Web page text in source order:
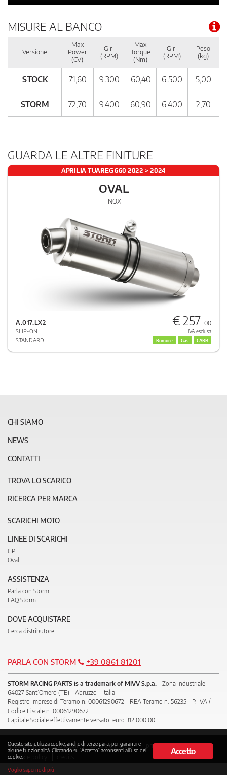
MISURE AL BANCO
Versione
Max
Power
(CV)
Giri
(RPM)
Max
Torque
(Nm)
Giri
(RPM)
Peso
(kg)
STOCK 71,60 9.300 60,40 6.500 5,00
STORM 72,70 9.400 60,90 6.400 2,70
GUARDA LE ALTRE FINITURE
APRILIA TUAREG 660 2022 > 2024
OVAL
INOX
A.017.LX2
SLIP-ON
STANDARD
€ 257 , 00
IVA esclusa
Rumore Gas CARB
CHI SIAMO
NEWS
CONTATTI
TROVA LO SCARICO
RICERCA PER MARCA
SCARICHI MOTO
LINEE DI SCARICHI
GP
Oval
ASSISTENZA
Parla con Storm
FAQ Storm
DOVE ACQUISTARE
Cerca distributore
PARLA CON STORM +39 0861 81201
STORM RACING PARTS is a trademark of MIVV S.p.a. - Zona Industriale -
64027 Sant’Omero (TE) - Abruzzo - Italia
Registro Imprese di Teramo n. 00061290672 - REA Teramo n. 56235 - P. IVA /
Codice Fiscale n. 00061290672
Capitale Sociale effettivamente versato: euro 312.000,00
© 2018 Mivv note legali condizioni d’uso
privacy policy
cookie policy
Accetto
Questo sito utilizza cookie, anche di terze parti, per garantire
alcune funzionalità. Cliccando su “Accetto” acconsenti all’uso dei
cookie.
Voglio saperne di più